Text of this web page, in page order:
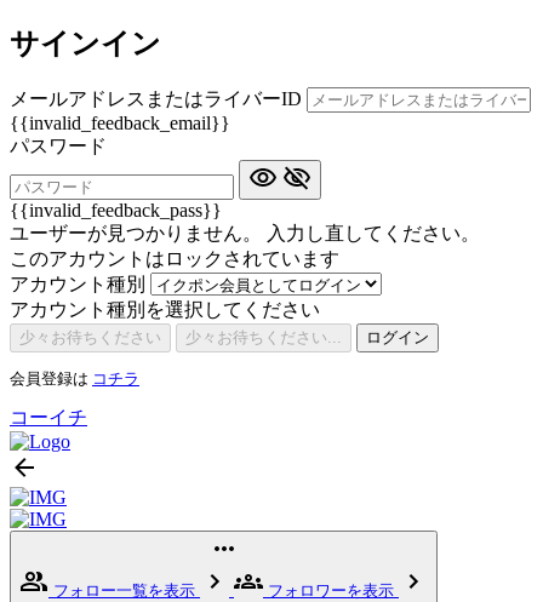
サインイン
メールアドレスまたはライバーID
{{invalid_feedback_email}}
パスワード
{{invalid_feedback_pass}}
ユーザーが見つかりません。 入力し直してください。
このアカウントはロックされています
アカウント種別
アカウント種別を選択してください
少々お待ちください 少々お待ちください... ログイン
会員登録は コチラ
コーイチ
フォロー一覧を表示
フォロワーを表示